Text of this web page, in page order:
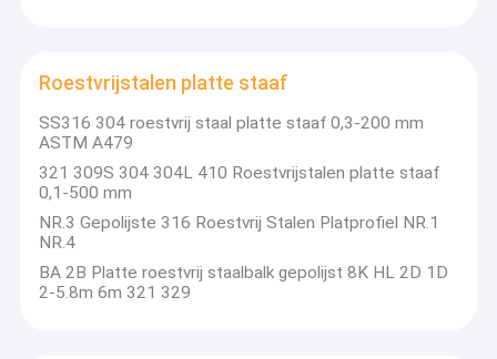
Roestvrijstalen platte staaf
SS316 304 roestvrij staal platte staaf 0,3-200 mm
ASTM A479
321 309S 304 304L 410 Roestvrijstalen platte staaf
0,1-500 mm
NR.3 Gepolijste 316 Roestvrij Stalen Platprofiel NR.1
NR.4
BA 2B Platte roestvrij staalbalk gepolijst 8K HL 2D 1D
2-5.8m 6m 321 329